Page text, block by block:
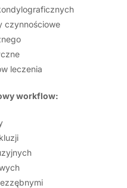
czynnościowe
leczenia
workflow: